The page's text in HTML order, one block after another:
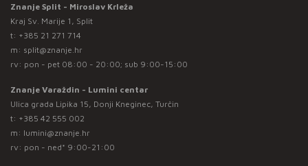
Znanje Split - Miroslav Krleža
Kraj Sv. Marije 1, Split
t: +385 21 271 714
m: split@znanje.hr
rv: pon - pet 08:00 - 20:00; sub 9:00-15:00
Znanje Varaždin - Lumini centar
Ulica grada Lipika 15, Donji Kneginec, Turčin
t: +385 42 555 002
m: lumini@znanje.hr
rv: pon - ned* 9:00-21:00